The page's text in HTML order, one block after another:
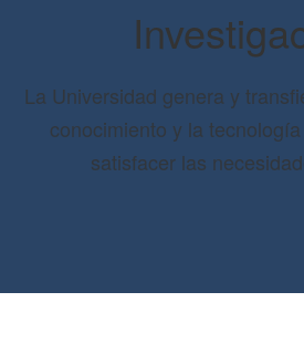
La Universidad genera y
conocimiento y la
satisfacer las